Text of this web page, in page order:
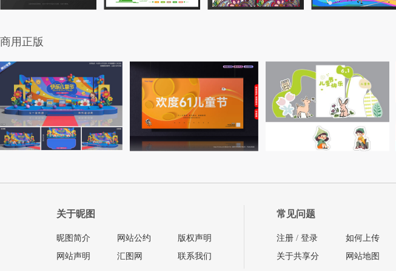
商用正版
关于昵图
昵图简介
网站声明
网站公约
汇图网
版权声明
联系我们
常见问题
注册 / 登录
关于共享分
如何上传
网站地图